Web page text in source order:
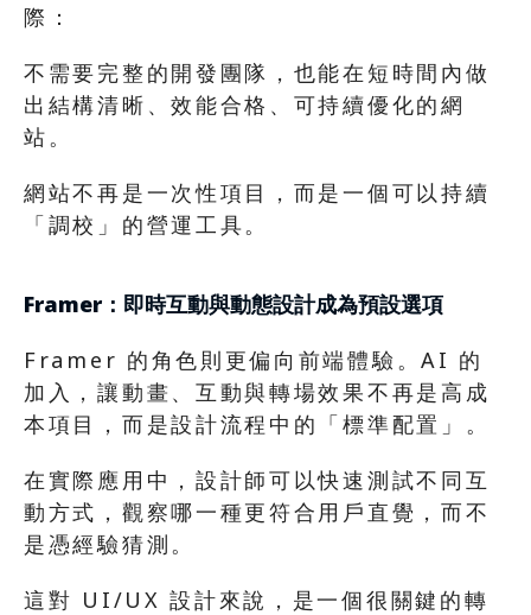
際：
不需要完整的開發團隊，也能在短時間內做
出結構清晰、效能合格、可持續優化的網
站。
網站不再是一次性項目，而是一個可以持續
「調校」的營運工具。
Framer：即時互動與動態設計成為預設選項
Framer 的角色則更偏向前端體驗。AI 的
加入，讓動畫、互動與轉場效果不再是高成
本項目，而是設計流程中的「標準配置」。
在實際應用中，設計師可以快速測試不同互
動方式，觀察哪一種更符合用戶直覺，而不
是憑經驗猜測。
這對 UI/UX 設計來說，是一個很關鍵的轉